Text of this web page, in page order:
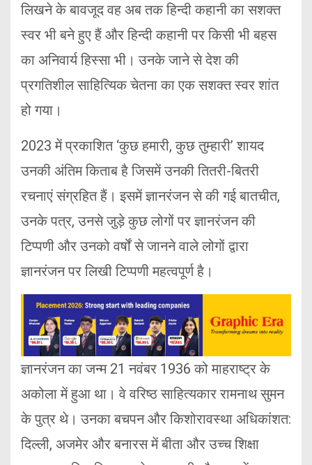
लिखने के बावजूद वह अब तक हिन्दी कहानी का सशक्त
स्वर भी बने हुए हैं और हिन्दी कहानी पर किसी भी बहस
का अनिवार्य हिस्सा भी। उनके जाने से देश की
प्रगतिशील साहित्यिक चेतना का एक सशक्त स्वर शांत
हो गया।
2023 में प्रकाशित ‘कुछ हमारी, कुछ तुम्हारी’ शायद
उनकी अंतिम किताब है जिसमें उनकी तितरी-बितरी
रचनाएं संग्रहित हैं। इसमें ज्ञानरंजन से की गई बातचीत,
उनके पत्र, उनसे जुड़े कुछ लोगों पर ज्ञानरंजन की
टिप्पणी और उनको वर्षों से जानने वाले लोगों द्वारा
ज्ञानरंजन पर लिखी ट‍िप्पणी महत्वपूर्ण है।
ज्ञानरंजन का जन्म 21 नवंबर 1936 को माहराष्ट्र के
अकोला में हुआ था। वे वरिष्ठ साहित्यकार रामनाथ सुमन
के पुत्र थे। उनका बचपन और किशोरावस्था अधिकांशत:
दिल्ली, अजमेर और बनारस में बीता और उच्च शिक्षा